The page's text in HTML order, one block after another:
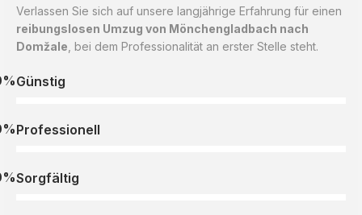
Verlassen Sie sich auf unsere langjährige Erfahrung für einen
reibungslosen Umzug von Mönchengladbach nach
Domžale , bei dem Professionalität an erster Stelle steht.
Günstig
Professionell
Sorgfältig